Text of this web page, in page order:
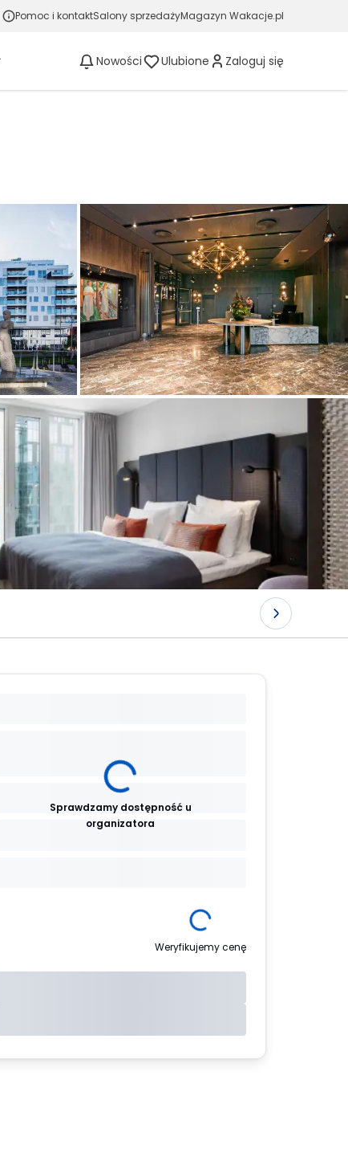
Pomoc i kontaktSalony sprzedażyMagazyn Wakacje.pl
Nowości Ulubione Zaloguj się
Sprawdzamy dostępność u
organizatora
Weryfikujemy cenę